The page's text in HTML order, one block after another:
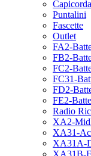
Capicorda
Puntalini
Fascette
Outlet
FA2-
FB2-
FC2-
FC31-
FD2-
FE2-
Radio
XA2-
XA31-
XA31A-
XA31B-